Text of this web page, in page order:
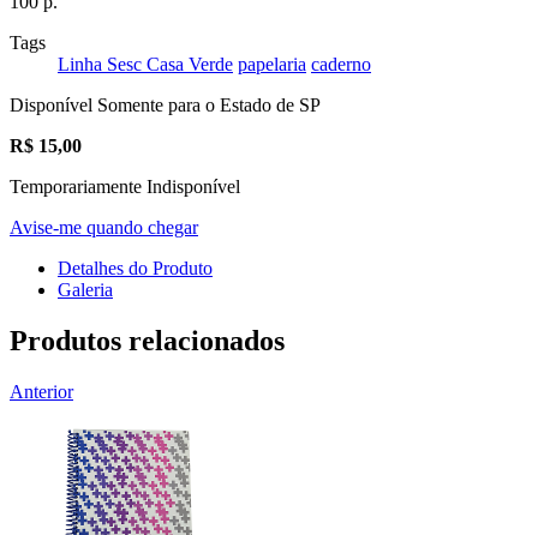
Tags
Linha Sesc Casa Verde papelaria caderno
Disponível Somente para o Estado de SP
R$ 15,00
Temporariamente Indisponível
Avise-me quando chegar
Detalhes do Produto
Galeria
Produtos relacionados
Anterior